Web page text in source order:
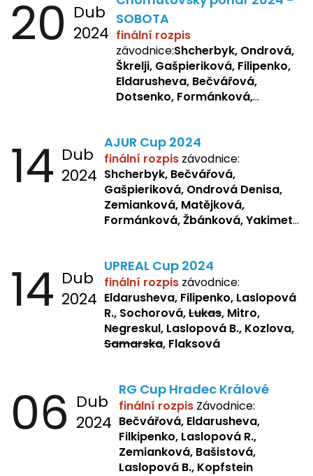
20 Dub
2024
SOBOTA
finální rozpis
závodnice:Shcherbyk, Ondrová,
Škrelji, Gašpieriková, Filipenko,
Eldarusheva, Bečvářová,
Dotsenko, Formánková,
Žbánková, Sochorová
14 Dub
2024
AJUR Cup 2024
finální rozpis závodnice:
Shcherbyk, Bečvářová,
Gašpieriková, Ondrová Denisa,
Zemianková, Matějková,
Formánková, Žbánková, Yakimets,
14 Dub
2024
UPREAL Cup 2024
finální rozpis závodnice:
Eldarusheva, Filipenko, Laslopová
R., Sochorová,Lukas, Mitro,
Negreskul, Laslopová B., Kozlova,
Samarska, Flaksová
06 Dub
2024
RG Cup Hradec Králové
finální rozpis Závodnice:
Bečvářová, Eldarusheva,
Filkipenko, Laslopová R.,
Zemianková, Bašistová,
Laslopová B., Kopfstein